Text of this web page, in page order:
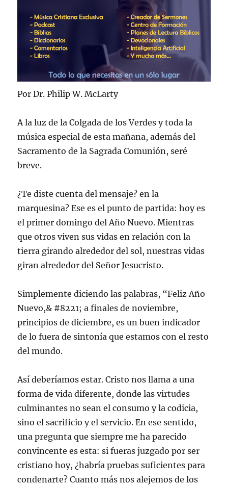
Por Dr. Philip W. McLarty
A la luz de la Colgada de los Verdes y toda la
música especial de esta mañana, además del
Sacramento de la Sagrada Comunión, seré
breve.
¿Te diste cuenta del mensaje? en la
marquesina? Ese es el punto de partida: hoy es
el primer domingo del Año Nuevo. Mientras
que otros viven sus vidas en relación con la
tierra girando alrededor del sol, nuestras vidas
giran alrededor del Señor Jesucristo.
Simplemente diciendo las palabras, “Feliz Año
Nuevo,& #8221; a finales de noviembre,
principios de diciembre, es un buen indicador
de lo fuera de sintonía que estamos con el resto
del mundo.
Así deberíamos estar. Cristo nos llama a una
forma de vida diferente, donde las virtudes
culminantes no sean el consumo y la codicia,
sino el sacrificio y el servicio. En ese sentido,
una pregunta que siempre me ha parecido
convincente es esta: si fueras juzgado por ser
cristiano hoy, ¿habría pruebas suficientes para
condenarte? Cuanto más nos alejemos de los